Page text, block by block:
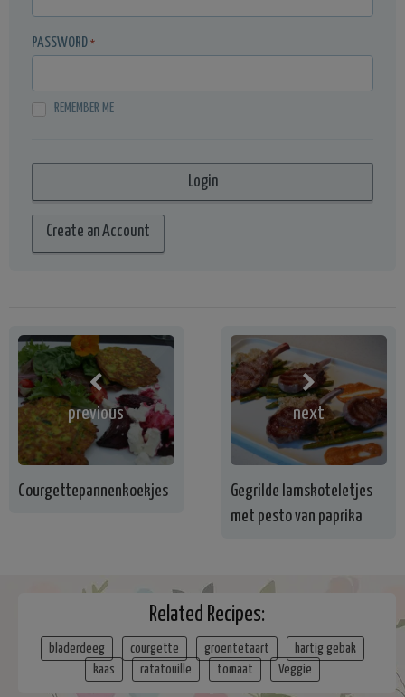
PASSWORD *
REMEMBER ME
Create an Account
previous
Courgettepannenkoekjes
next
Gegrilde lamskoteletjes
met pesto van paprika
Related Recipes:
bladerdeeg courgette groentetaart
hartig gebak
kaas
ratatouille tomaat Veggie